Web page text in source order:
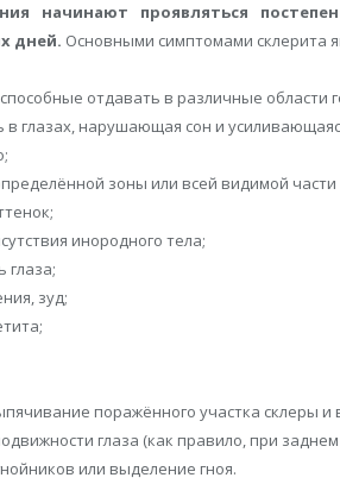
начинают проявляться
дней. Основными симптомами склерита
отдавать в различные области
в глазах, нарушающая сон и
зоны или всей видимой
инородного тела;
глаза;
зуд;
поражённого участка склеры и
глаза (как правило, при заднем
или выделение гноя.